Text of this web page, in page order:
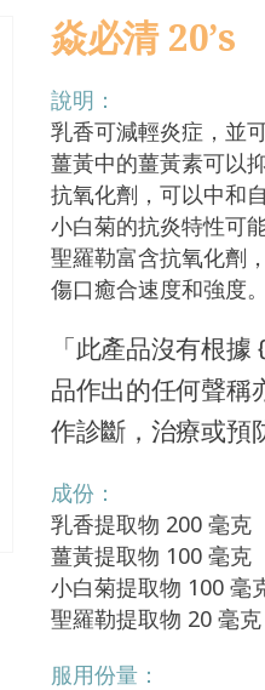
焱必清 20’s
說明：
乳香可減輕炎症，並
薑黃中的薑黃素可以
抗氧化劑，可以中和自
小白菊的抗炎特性可
聖羅勒富含抗氧化劑
傷口癒合速度和強度。
「此產品沒有根
品作出的任何聲稱
作診斷，治療或預
成份：
乳香提取物 200 毫克
薑黃提取物 100 毫克
小白菊提取物 100 毫
聖羅勒提取物 20 毫克
服用份量：